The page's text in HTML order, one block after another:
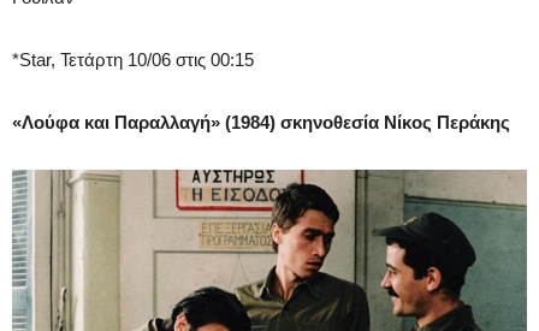
*Star, Τετάρτη 10/06 στις 00:15
«Λούφα και Παραλλαγή» (1984) σκηνοθεσία Νίκος Περάκης